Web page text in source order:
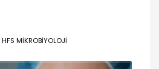
HFS MIKROBIYOLOJI